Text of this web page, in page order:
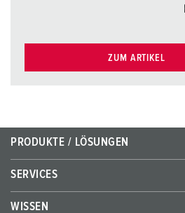
ZUM ARTIKEL
PRODUKTE / LÖSUNGEN
SERVICES
WISSEN